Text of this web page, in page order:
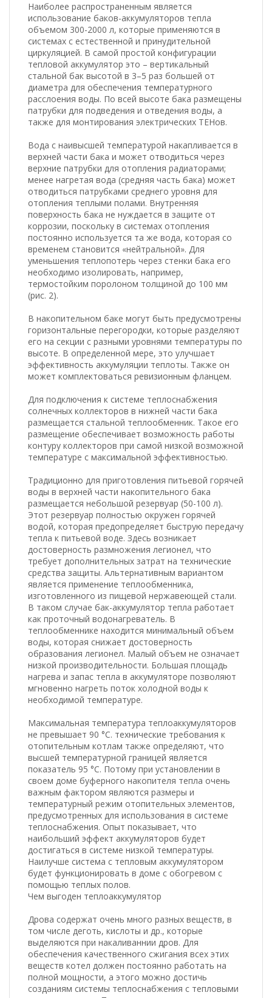
Наиболее распространенным является
использование баков-аккумуляторов тепла
объемом 300-2000 л, которые применяются в
системах с естественной и принудительной
циркуляцией. В самой простой конфигурации
тепловой аккумулятор это – вертикальный
стальной бак высотой в 3–5 раз большей от
диаметра для обеспечения температурного
расслоения воды. По всей высоте бака размещены
патрубки для подведения и отведения воды, а
также для монтирования электрических ТЕНов.
Вода с наивысшей температурой накапливается в
верхней части бака и может отводиться через
верхние патрубки для отопления радиаторами;
менее нагретая вода (средняя часть бака) может
отводиться патрубками среднего уровня для
отопления теплыми полами. Внутренняя
поверхность бака не нуждается в защите от
коррозии, поскольку в системах отопления
постоянно используется та же вода, которая со
временем становится «нейтральной». Для
уменьшения теплопотерь через стенки бака его
необходимо изолировать, например,
термостойким поролоном толщиной до 100 мм
(рис. 2).
В накопительном баке могут быть предусмотрены
горизонтальные перегородки, которые разделяют
его на секции с разными уровнями температуры по
высоте. В определенной мере, это улучшает
эффективность аккумуляции теплоты. Также он
может комплектоваться ревизионным фланцем.
Для подключения к системе теплоснабжения
солнечных коллекторов в нижней части бака
размещается стальной теплообменник. Такое его
размещение обеспечивает возможность работы
контуру коллекторов при самой низкой возможной
температуре с максимальной эффективностью.
Традиционно для приготовления питьевой горячей
воды в верхней части накопительного бака
размещается небольшой резервуар (50-100 л).
Этот резервуар полностью окружен горячей
водой, которая предопределяет быструю передачу
тепла к питьевой воде. Здесь возникает
достоверность размножения легионел, что
требует дополнительных затрат на технические
средства защиты. Альтернативным вариантом
является применение теплообменника,
изготовленного из пищевой нержавеющей стали.
В таком случае бак-аккумулятор тепла работает
как проточный водонагреватель. В
теплообменнике находится минимальный объем
воды, которая снижает достоверность
образования легионел. Малый объем не означает
низкой производительности. Большая площадь
нагрева и запас тепла в аккумуляторе позволяют
мгновенно нагреть поток холодной воды к
необходимой температуре.
Максимальная температура теплоаккумуляторов
не превышает 90 °С. технические требования к
отопительным котлам также определяют, что
высшей температурной границей является
показатель 95 °С. Потому при установлении в
своем доме буферного накопителя тепла очень
важным фактором являются размеры и
температурный режим отопительных элементов,
предусмотренных для использования в системе
теплоснабжения. Опыт показывает, что
наибольший эффект аккумуляторов будет
достигаться в системе низкой температуры.
Наилучше система с тепловым аккумулятором
будет функционировать в доме с обогревом с
помощью теплых полов.
Чем выгоден теплоаккумулятор
Дрова содержат очень много разных веществ, в
том числе деготь, кислоты и др., которые
выделяются при накаливаннии дров. Для
обеспечения качественного сжигания всех этих
веществ котел должен постоянно работать на
полной мощности, а этого можно достичь
созданиям системы теплоснабжения с тепловыми